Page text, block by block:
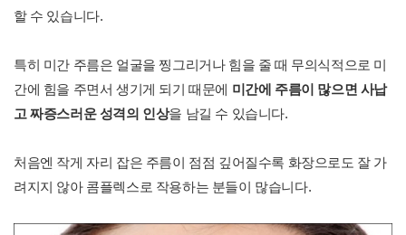
할 수 있습니다.
특히 미간 주름은 얼굴을 찡그리거나 힘을 줄 때 무의식적으로 미
간에 힘을 주면서 생기게 되기 때문에 미간에 주름이 많으면 사납
고 짜증스러운 성격의 인상을 남길 수 있습니다.
처음엔 작게 자리 잡은 주름이 점점 깊어질수록 화장으로도 잘 가
려지지 않아 콤플렉스로 작용하는 분들이 많습니다.